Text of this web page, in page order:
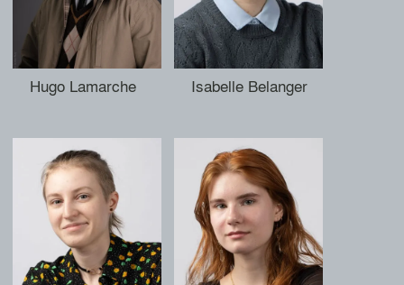
Hugo Lamarche Isabelle Belanger